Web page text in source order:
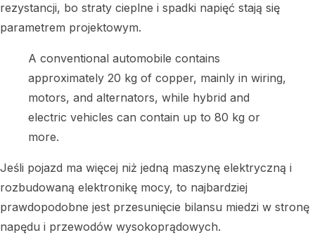
rezystancji, bo straty cieplne i spadki napięć stają się
parametrem projektowym.
A conventional automobile contains
approximately 20 kg of copper, mainly in wiring,
motors, and alternators, while hybrid and
electric vehicles can contain up to 80 kg or
more.
Jeśli pojazd ma więcej niż jedną maszynę elektryczną i
rozbudowaną elektronikę mocy, to najbardziej
prawdopodobne jest przesunięcie bilansu miedzi w stronę
napędu i przewodów wysokoprądowych.